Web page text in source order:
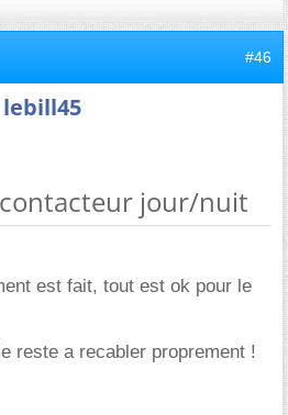
#46
lebill45
contacteur jour/nuit
est fait, tout est ok pour le
reste a recabler proprement !